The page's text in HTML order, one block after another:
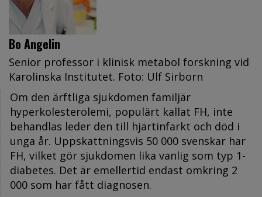
Bo Angelin
Senior professor i klinisk metabol forskning vid
Karolinska Institutet. Foto: Ulf Sirborn
Om den ärftliga sjukdomen familjär
hyperkolesterolemi, populärt kallat FH, inte
behandlas leder den till hjärtinfarkt och död i
unga år. Uppskattningsvis 50 000 svenskar har
FH, vilket gör sjukdomen lika vanlig som typ 1-
diabetes. Det är emellertid endast omkring 2
000 som har fått diagnosen.